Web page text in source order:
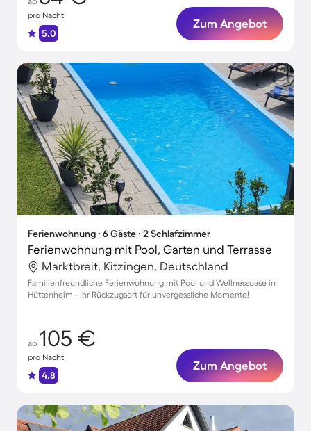
pro Nacht
5.0
Zum Angebot
Ferienwohnung ∙ 6 Gäste ∙ 2 Schlafzimmer
Ferienwohnung mit Pool, Garten und Terrasse
Marktbreit, Kitzingen, Deutschland
Familienfreundliche Ferienwohnung mit Pool und Wellnessoase in
Hüttenheim - Ihr Rückzugsort für unvergessliche Momente!
ab 105 €
pro Nacht
4.8
Zum Angebot